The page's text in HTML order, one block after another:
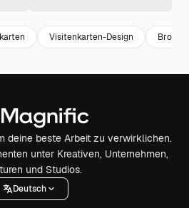
Visitenkarten-Design
deine beste Arbeit zu verwirklichen.
unter Kreativen, Unternehmen,
und Studios.
Deutsch